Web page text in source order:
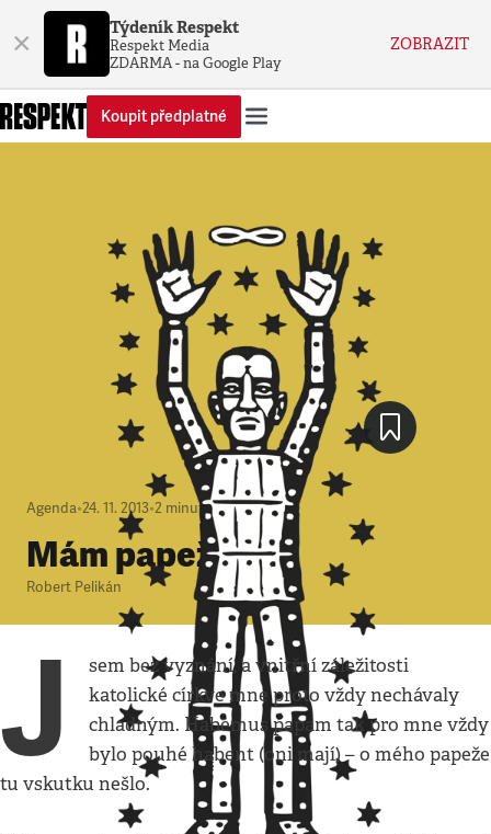
× Týdeník Respekt
Respekt Media
ZDARMA - na Google Play
ZOBRAZIT
Koupit předplatné
Agenda•24. 11. 2013•2 minuty
Mám papeže
Robert Pelikán
J
sem bez vyznání, a vnitřní záležitosti
katolické církve mne proto vždy nechávaly
chladným. Habemus papam tak pro mne vždy
bylo pouhé habent (oni mají) – o mého papeže
tu vskutku nešlo.